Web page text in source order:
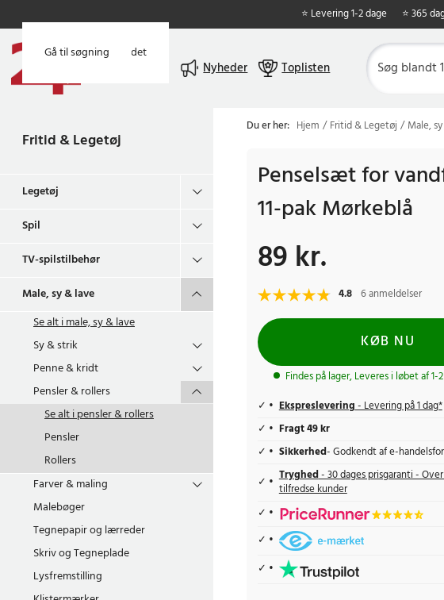
Gå til hovedindholdet
Gå til søgning
⭐ Levering 1-2 dage ⭐ 365
Nyheder Toplisten
Fritid & Legetøj
Legetøj
Spil
TV-spilstilbehør
Male, sy & lave
Se alt imale, sy & lave
Sy & strik
Penne & kridt
Pensler & rollers
Se alt ipensler & rollers
Pensler
Rollers
Farver & maling
Malebøger
Tegnepapir og lærreder
Skriv og Tegneplade
Lysfremstilling
Du er her: Hjem Fritid & Legetøj Male,
Penselsæt for
11-pak Mørkeblå
Pris:89 kr.
89 kr.
4.8 6 anmeldelser
KØB NU
Findes på lager, Leveres i løbet af 1-
Ekspreslevering- Levering på 1 dag*
Fragt 49 kr
Sikkerhed- Godkendt af e-
Tryghed- 30 dages prisgaranti -
tilfredse kunder